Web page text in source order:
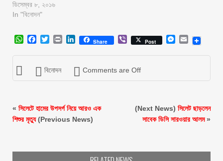
ডিসেম্বর ৮, ২০১৬
In "বিনোদন"
WhatsApp
Facebook
Twitter
Print LinkedIn
Share ViberPost Messenger
Email
বিনোদন Comments are Off
« সিলেটে হামের উপসর্গ নিয়ে আরও এক
শিশুর মৃত্যু(Previous News)
(Next News) সিলেট ছাড়লেন
সাবেক ডিসি সারওয়ার আলম»